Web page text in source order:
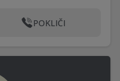
POKLIČI